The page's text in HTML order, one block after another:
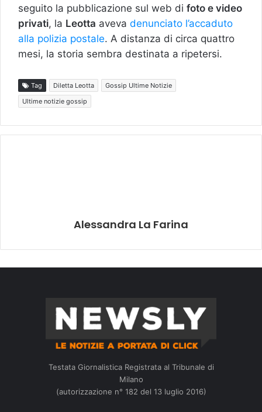
seguito la pubblicazione sul web di foto e video
privati, la Leotta aveva denunciato l’accaduto
alla polizia postale. A distanza di circa quattro
mesi, la storia sembra destinata a ripetersi.
Tag Diletta Leotta
Gossip Ultime Notizie
Ultime notizie gossip
Alessandra La Farina
Testata Giornalistica Registrata al Tribunale di
Milano
(autorizzazione n° 182 del 13 luglio 2016)